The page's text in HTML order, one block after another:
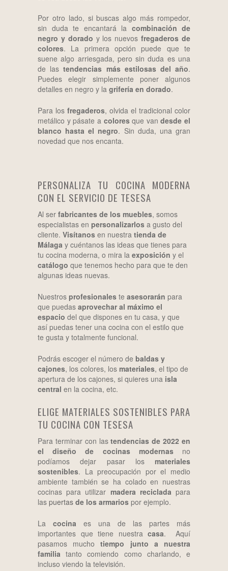
Por otro lado, si buscas algo más rompedor,
sin duda te encantará la combinación de
negro y dorado y los nuevosfregaderos de
colores. La primera opción puede que te
suene algo arriesgada, pero sin duda es una
de lastendencias más estilosas del año.
Puedes elegir simplemente poner algunos
detalles en negro y la grifería en dorado.
Para los fregaderos, olvida el tradicional color
metálico y pásate a coloresque vandesde el
blanco hasta el negro. Sin duda, una gran
novedad que nos encanta.
PERSONALIZA TU COCINA MODERNA
CON EL SERVICIO DE TESESA
Al ser fabricantes de los muebles, somos
especialistas en personalizarlos a gusto del
cliente. Visítanos en nuestra tienda de
Málaga y cuéntanos las ideas que tienes para
tu cocina moderna, o mira la exposición y el
catálogo que tenemos hecho para que te den
algunas ideas nuevas.
Nuestros profesionales te asesorarán para
que puedas aprovechar al máximo el
espacio del que dispones en tu casa, y que
así puedas tener una cocina con el estilo que
te gusta y totalmente funcional.
Podrás escoger el número de baldas y
cajones, los colores, los materiales, el tipo de
apertura de los cajones, si quieres una isla
central en la cocina, etc.
ELIGE MATERIALES SOSTENIBLES PARA
TU COCINA CON TESESA
Para terminar con lastendencias de 2022 en
el diseño de cocinas modernasno
podíamos dejar pasar los materiales
sostenibles. La preocupación por el medio
ambiente también se ha colado en nuestras
cocinas para utilizar madera reciclada para
las puertas de los armarios por ejemplo.
La cocina es una de las partes más
importantes que tiene nuestra casa. Aquí
pasamos muchotiempo junto a nuestra
familia tanto comiendo como charlando, e
incluso viendo la televisión.